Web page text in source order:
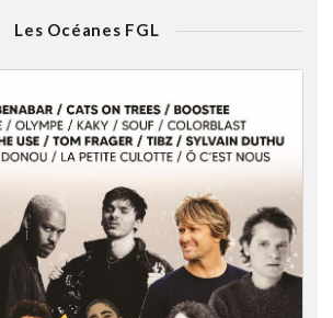
Les Océanes FGL